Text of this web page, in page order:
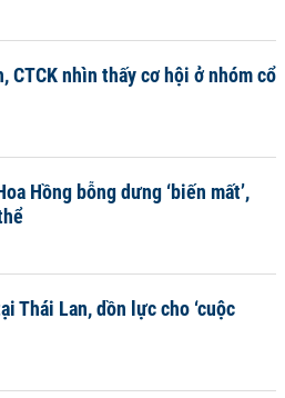
CTCK nhìn thấy cơ hội ở nhóm cổ
Hồng bỗng dưng ‘biến mất’,
Thái Lan, dồn lực cho ‘cuộc